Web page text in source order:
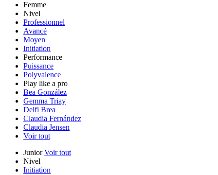
Femme
Nivel
Professionnel
Avancé
Moyen
Initiation
Performance
Puissance
Polyvalence
Play like a pro
Bea González
Gemma Triay
Delfi Brea
Claudia Fernández
Claudia Jensen
Voir tout
JuniorVoir tout
Nivel
Initiation